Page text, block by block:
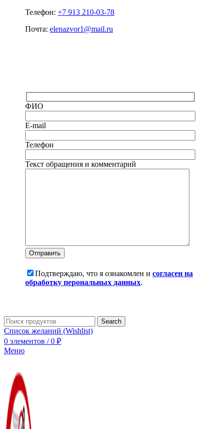
Телефон:+7 913 210-03-78
Почта:elenazvor1@mail.ru
ФИО
E-mail
Телефон
Текст обращения и комментарий
Подтверждаю, что я ознакомлен исогласен на
обработку перональных данных.
Search
Список желаний (Wishlist)
0 элементов / 0 ₽
Меню